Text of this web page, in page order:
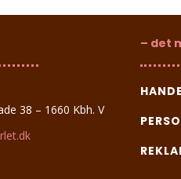
38 – 1660 Kbh. V
– det